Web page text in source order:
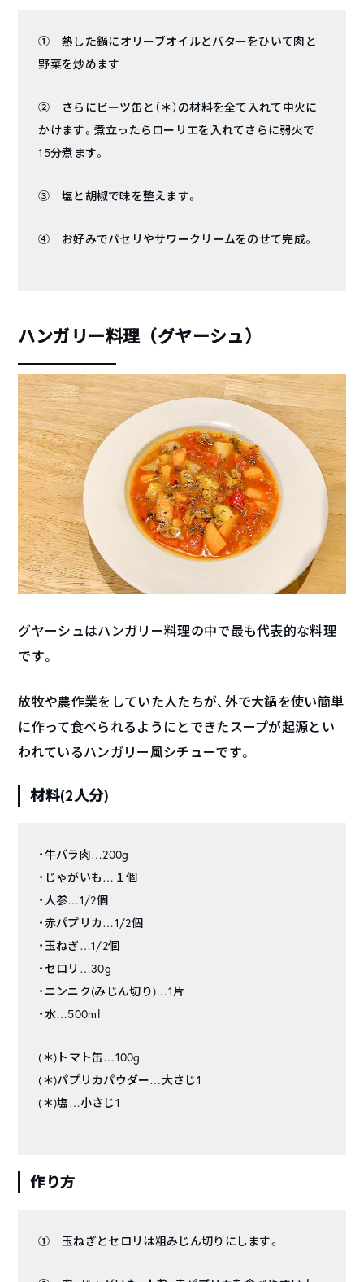
① 熱した鍋にオリーブオイルとバターをひいて肉と
野菜を炒めます
② さらにビーツ缶と（＊）の材料を全て入れて中火に
かけます。煮立ったらローリエを入れてさらに弱火で
15分煮ます。
③ 塩と胡椒で味を整えます。
④ お好みでパセリやサワークリームをのせて完成。
ハンガリー料理（グヤーシュ）
グヤーシュはハンガリー料理の中で最も代表的な料理
です。
放牧や農作業をしていた人たちが、外で大鍋を使い簡単
に作って食べられるようにとできたスープが起源とい
われているハンガリー風シチューです。
材料(2人分)
・牛バラ肉…200g
・じゃがいも…１個
・人参…1/2個
・赤パプリカ…1/2個
・玉ねぎ…1/2個
・セロリ…30g
・ニンニク(みじん切り)…1片
・水…500ml
(＊)トマト缶…100g
(＊)パプリカパウダー…大さじ1
(＊)塩…小さじ1
作り方
① 玉ねぎとセロリは粗みじん切りにします。